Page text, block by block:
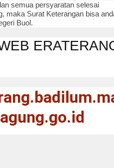
semua persyaratan selesai
maka Surat Keterangan bisa
Buol.